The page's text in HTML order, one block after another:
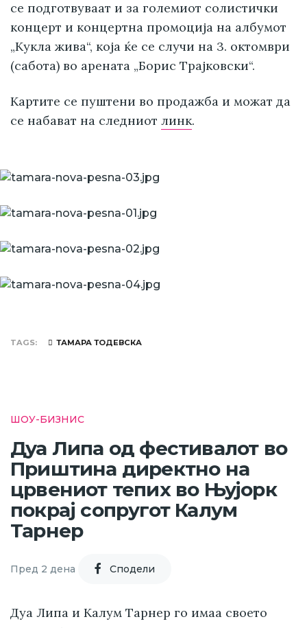
се подготвуваат и за големиот солистички
концерт и концертна промоција на албумот
„Кукла жива“, која ќе се случи на 3. октомври
(сабота) во арената „Борис Трајковски“.
Картите се пуштени во продажба и можат да
се набават на следниот линк.
TAGS ТАМАРА ТОДЕВСКА
ШОУ-БИЗНИС
Дуа Липа од фестивалот во
Приштина директно на
црвениот тепих во Њујорк
покрај сопругот Калум
Тарнер
Пред 2 дена Cподели
Дуа Липа и Калум Тарнер го имаа своето